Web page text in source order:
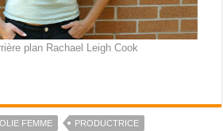
plan Rachael Leigh Cook
FEMME
PRODUCTRICE